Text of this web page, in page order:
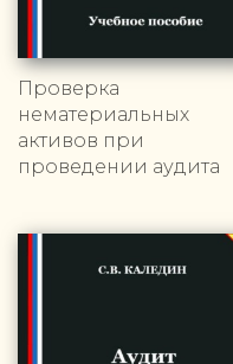
Проверка
нематериальных
активов при
проведении аудита